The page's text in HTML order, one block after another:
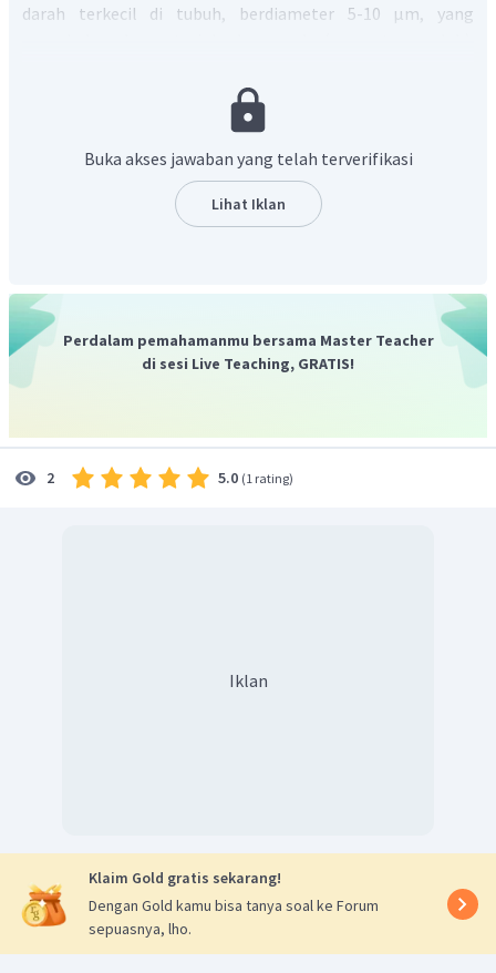
darah terkecil di tubuh, berdiameter 5-10 μm, yang
oksigen dan karbondioksida, nutrient, serta sisa-sisa
Buka akses jawaban yang telah terverifikasi
Lihat Iklan
Perdalam pemahamanmu bersama Master Teacher
di sesi Live Teaching, GRATIS!
2 5.0 (1 rating)
Iklan
Klaim Gold gratis sekarang!
Dengan Gold kamu bisa tanya soal ke Forum
sepuasnya, lho.